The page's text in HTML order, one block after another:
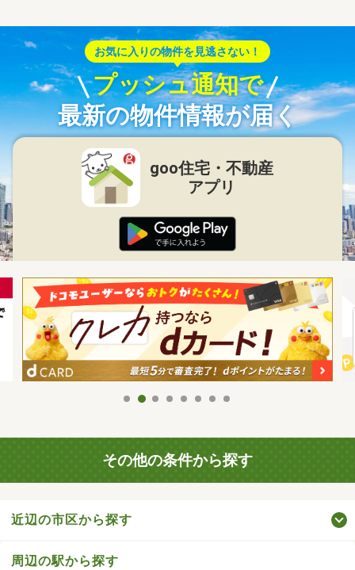
お気に入りの物件を見逃さない！
プッシュ通知で
最新の物件情報が届く
goo住宅・不動産
アプリ
その他の条件から探す
近辺の市区から探す
周辺の駅から探す